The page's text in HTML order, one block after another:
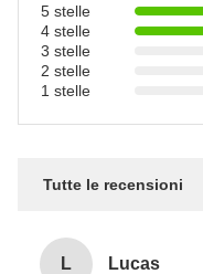
5 stelle
4 stelle
3 stelle
2 stelle
1 stelle
Tutte le recensioni
L Lucas